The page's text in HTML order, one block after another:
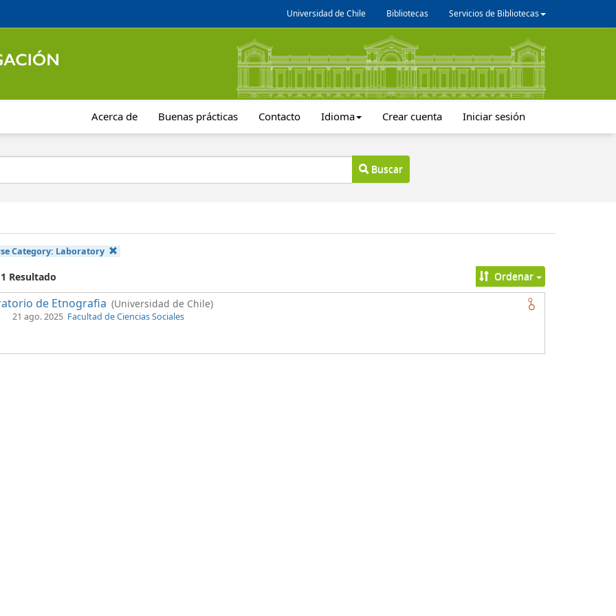
Universidad de Chile Bibliotecas Servicios de Bibliotecas
Acerca de Buenas prácticas Contacto Idioma Crear cuenta Iniciar sesión
Buscar
Category: Laboratory
Resultado Ordenar
de Etnografia (Universidad de Chile)
21 ago. 2025 Facultad de Ciencias Sociales